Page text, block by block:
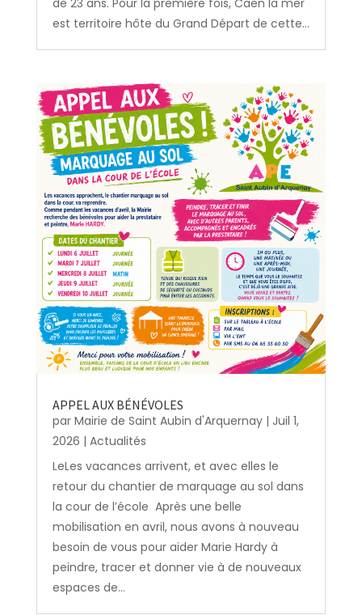
de 23 ans. Pour la première fois, Caen la mer
est territoire hôte du Grand Départ de cette...
APPEL AUX BÉNÉVOLES
par Mairie de Saint Aubin d'Arquernay| Juil 1,
2026 | Actualités
LeLes vacances arrivent, et avec elles le
retour du chantier de marquage au sol dans
la cour de l’école Après une belle
mobilisation en avril, nous avons à nouveau
besoin de vous pour aider Marie Hardy à
peindre, tracer et donner vie à de nouveaux
espaces de...